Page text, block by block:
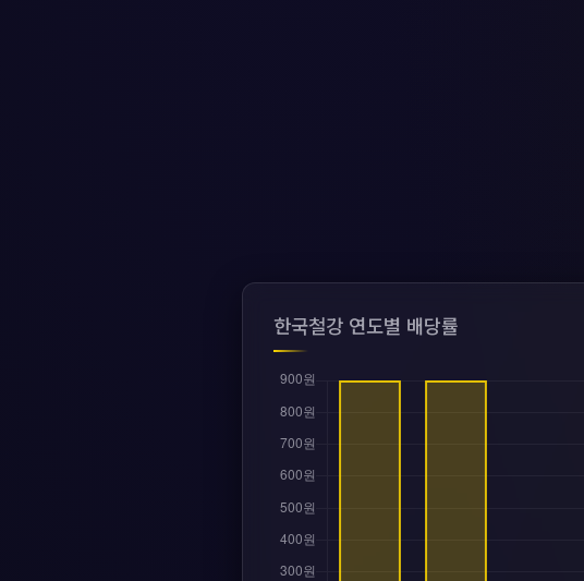
한국철강 연도별 배당률